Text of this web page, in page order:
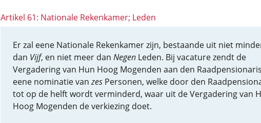
Artikel 61: Nationale Rekenkamer; Leden
Er zal eene Nationale Rekenkamer zijn, bestaande uit niet
dan Vijf, en niet meer dan NegenLeden. Bij vacature zendt de
Vergadering van Hun Hoog Mogenden aan den Raadpensionaris
eene nominatie vanzesPersonen, welke door den
tot op de helft wordt verminderd, waar uit de Vergadering van
Hoog Mogenden de verkiezing doet.